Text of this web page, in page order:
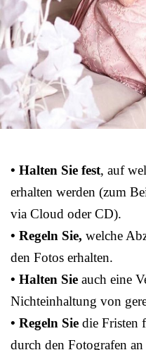
• Halten Sie fest, auf
erhalten werden (zum
via Cloud oder CD).
• Regeln Sie, welche
den Fotos erhalten.
• Halten Sie auch eine
Nichteinhaltung von
• Regeln Sie die Fristen
durch den Fotografen an